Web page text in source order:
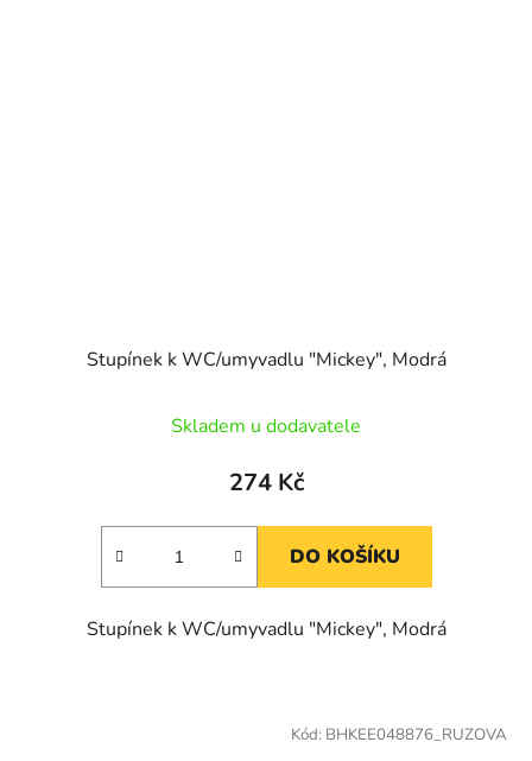
Stupínek k WC/umyvadlu "Mickey", Modrá
Skladem u dodavatele
274 Kč
DO KOŠÍKU
Stupínek k WC/umyvadlu "Mickey", Modrá
Kód: BHKEE048876_RUZOVA